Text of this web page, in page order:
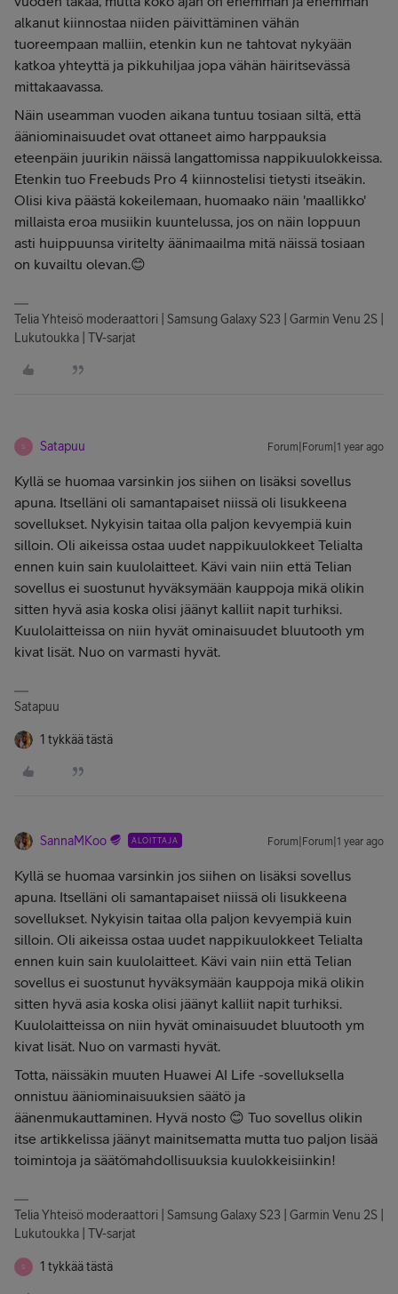
alkanut kiinnostaa niiden päivittäminen vähän
tuoreempaan malliin, etenkin kun ne tahtovat nykyään
katkoa yhteyttä ja pikkuhiljaa jopa vähän häiritsevässä
mittakaavassa.
Näin useamman vuoden aikana tuntuu tosiaan siltä, että
ääniominaisuudet ovat ottaneet aimo harppauksia
eteenpäin juurikin näissä langattomissa nappikuulokkeissa.
Etenkin tuo Freebuds Pro 4 kiinnostelisi tietysti itseäkin.
Olisi kiva päästä kokeilemaan, huomaako näin 'maallikko'
millaista eroa musiikin kuuntelussa, jos on näin loppuun
asti huippuunsa viritelty äänimaailma mitä näissä tosiaan
on kuvailtu olevan.😊
Telia Yhteisö moderaattori | Samsung Galaxy S23 | Garmin Venu 2S |
Lukutoukka | TV-sarjat
S Satapuu Forum|Forum|1 year ago
Kyllä se huomaa varsinkin jos siihen on lisäksi sovellus
apuna. Itselläni oli samantapaiset niissä oli lisukkeena
sovellukset. Nykyisin taitaa olla paljon kevyempiä kuin
silloin. Oli aikeissa ostaa uudet nappikuulokkeet Telialta
ennen kuin sain kuulolaitteet. Kävi vain niin että Telian
sovellus ei suostunut hyväksymään kauppoja mikä olikin
sitten hyvä asia koska olisi jäänyt kalliit napit turhiksi.
Kuulolaitteissa on niin hyvät ominaisuudet bluutooth ym
kivat lisät. Nuo on varmasti hyvät.
Satapuu
1 tykkää tästä
SannaMKoo ALOITTAJA Forum|Forum|1 year ago
Kyllä se huomaa varsinkin jos siihen on lisäksi sovellus
apuna. Itselläni oli samantapaiset niissä oli lisukkeena
sovellukset. Nykyisin taitaa olla paljon kevyempiä kuin
silloin. Oli aikeissa ostaa uudet nappikuulokkeet Telialta
ennen kuin sain kuulolaitteet. Kävi vain niin että Telian
sovellus ei suostunut hyväksymään kauppoja mikä olikin
sitten hyvä asia koska olisi jäänyt kalliit napit turhiksi.
Kuulolaitteissa on niin hyvät ominaisuudet bluutooth ym
kivat lisät. Nuo on varmasti hyvät.
Totta, näissäkin muuten Huawei AI Life -sovelluksella
onnistuu ääniominaisuuksien säätö ja
äänenmukauttaminen. Hyvä nosto 😊 Tuo sovellus olikin
itse artikkelissa jäänyt mainitsematta mutta tuo paljon lisää
toimintoja ja säätömahdollisuuksia kuulokkeisiinkin!
Telia Yhteisö moderaattori | Samsung Galaxy S23 | Garmin Venu 2S |
Lukutoukka | TV-sarjat
S 1 tykkää tästä